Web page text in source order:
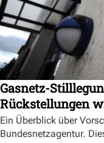
Gasnetz-
Rückstellungen
Ein Überblick über
Bundesnetzagentur.